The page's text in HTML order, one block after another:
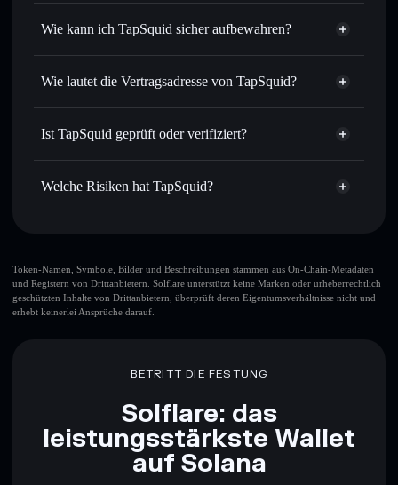
Order Routing zum bestmöglichen Kurs
Limit-Orders setzen– automatisiere Trades zu deinem
per Durchschnittskosteneffekt in SQDGAME einsteigen
Privat senden– übertrage SQDGAME, ohne Wallets
integrierten Privacy Aggregators
In Echtzeit verfolgen– überwache Kurs, Volumen,
Marktkapitalisierung und Liquidität von SQDGAME
Privacy
Wie kann ich TapSquid sicher aufbewahren?
TapSquid
Wie lautet die Vertragsadresse von TapSquid?
TapSquid
SQDGAME
Ist TapSquid geprüft oder verifiziert?
TapSquid
derzeit nicht
Welche Risiken hat TapSquid?
TapSquid
begrenzte Liquidität
TapSquid
veränderbar
ausschließlich Bildungszwecken und stellen keine
bereitgestellt von rugcheck.xyz.
Token-Namen, Symbole, Bilder und Beschreibungen stammen aus On-Chain-Metadaten
und Registern von Drittanbietern. Solflare unterstützt keine Marken oder urheberrechtlich
geschützten Inhalte von Drittanbietern, überprüft deren Eigentumsverhältnisse nicht und
erhebt keinerlei Ansprüche darauf.
BETRITT DIE FESTUNG
Solflare: das
leistungsstärkste Wallet
auf Solana